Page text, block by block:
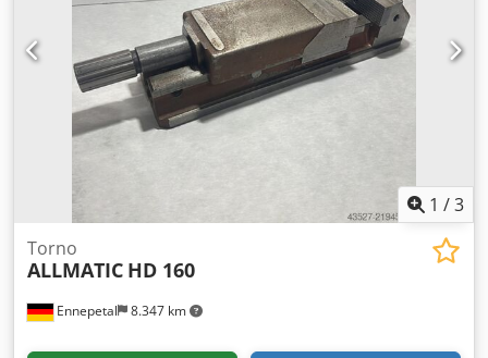
1 /3
Ennepetal 8.347 km
Torno
ALLMATIC HD 160